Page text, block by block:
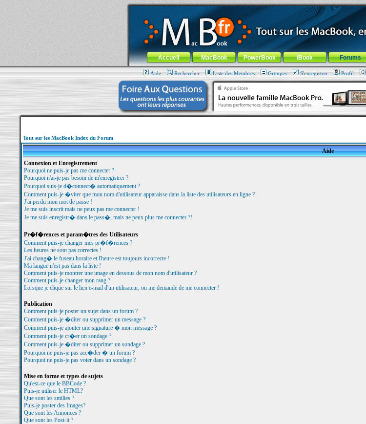
MacBook-fr.com : 100% Apple... 100% nomade !
Aller au contenu-Aller au menu général-Aller au menu de la rubrique
Menu général
Accueil MacBook PowerBook iBook Forums
Aide Rechercher Liste des Membres Groupes S'enregistrer Profil
Tout sur les MacBook Index du Forum
Aide
Connexion et Enregistrement
Pourquoi ne puis-je pas me connecter ?
Pourquoi n'ai-je pas besoin de m'enregistrer ?
Pourquoi suis-je d�connect� automatiquement ?
Comment puis-je �viter que mon nom d'utilisateur apparaisse dans la liste des utilisateurs en ligne ?
J'ai perdu mon mot de passe !
Je me suis inscrit mais ne peux pas me connecter !
Je me suis enregistr� dans le pass�, mais ne peux plus me connecter ?!
Pr�f�rences et param�tres des Utilisateurs
Comment puis-je changer mes pr�f�rences ?
Les heures ne sont pas correctes !
J'ai chang� le fuseau horaire et l'heure est toujours incorrecte !
Ma langue n'est pas dans la liste !
Comment puis-je montrer une image en dessous de mon nom d'utilisateur ?
Comment puis-je changer mon rang ?
Lorsque je clique sur le lien e-mail d'un utilisateur, on me demande de me connecter !
Publication
Comment puis-je poster un sujet dans un forum ?
Comment puis-je �diter ou supprimer un message ?
Comment puis-je ajouter une signature � mon message ?
Comment puis-je cr�er un sondage ?
Comment puis-je �diter ou supprimer un sondage ?
Pourquoi ne puis-je pas acc�der � un forum ?
Pourquoi ne puis-je pas voter dans un sondage ?
Mise en forme et types de sujets
Qu'est-ce que le BBCode ?
Puis-je utiliser le HTML?
Que sont les smilies ?
Puis-je poster des Images?
Que sont les Annonces ?
Que sont les Post-it ?